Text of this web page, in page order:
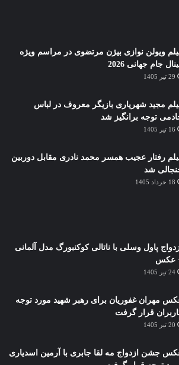
ویولن نوازی بیژن مرتضوی در مراسم ویژه
جام جهانی 2026
29 تیر 1405
مجید شهریاری بازیگر معروف در لباس
توجه برانگیز شد
16 تیر 1405
رفتار عجیب همسر محمد نادری مقابل دوربین
شد
18 خرداد 1405
پاول وسلی با ناتالی کوکنبورگ مدل آلمانی
عکس
24 تیر 1405
مهران غفوریان برای رهبر شهید مورد توجه
قرار گرفت
20 تیر 1405
جشن ازدواج مه لقا جابری با آرمین اسدیاری